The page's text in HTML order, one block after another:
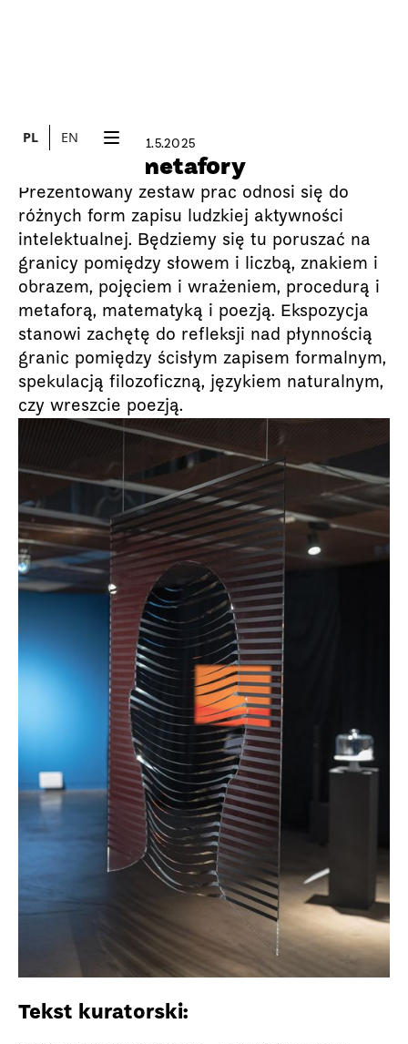
PL EN
WYSTAWA11.4.2025 11.5.2025
Formuły i metafory
Prezentowany zestaw prac odnosi się do
różnych form zapisu ludzkiej aktywności
intelektualnej. Będziemy się tu poruszać na
granicy pomiędzy słowem i liczbą, znakiem i
obrazem, pojęciem i wrażeniem, procedurą i
metaforą, matematyką i poezją. Ekspozycja
stanowi zachętę do refleksji nad płynnością
granic pomiędzy ścisłym zapisem formalnym,
spekulacją filozoficzną, językiem naturalnym,
czy wreszcie poezją.
Tekst kuratorski: